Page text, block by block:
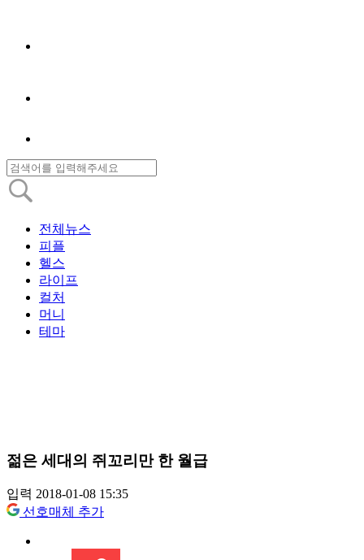
전체뉴스
피플
헬스
라이프
컬처
머니
테마
젊은 세대의 쥐꼬리만 한 월급
입력 2018-01-08 15:35
선호매체 추가